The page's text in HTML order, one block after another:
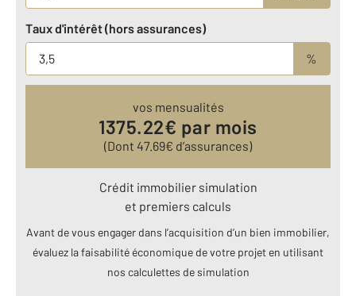
Taux d'intérêt (hors assurances)
%
vos mensualités
1375.22€ par mois
(Dont 47.69€ d’assurances)
Crédit immobilier simulation
et premiers calculs
Avant de vous engager dans l’acquisition d’un bien immobilier,
évaluez la faisabilité économique de votre projet en utilisant
nos calculettes de simulation